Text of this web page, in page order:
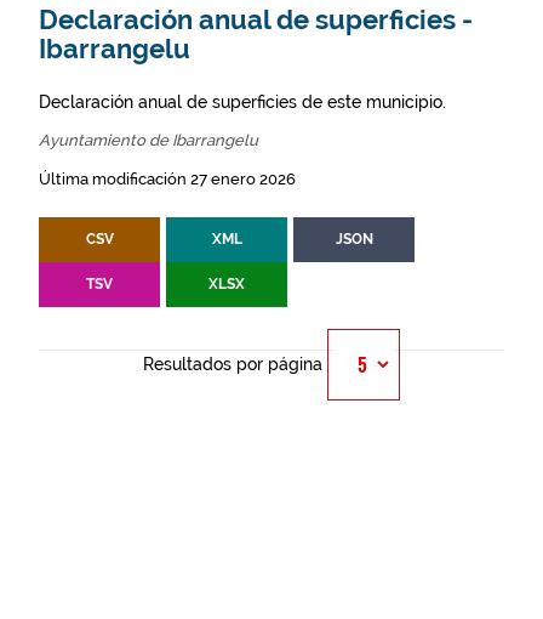
Declaración anual de superficies -
Ibarrangelu
Declaración anual de superficies de este municipio.
Ayuntamiento de Ibarrangelu
Última modificación 27 enero 2026
CSV XML JSON
TSV XLSX
Resultados por página